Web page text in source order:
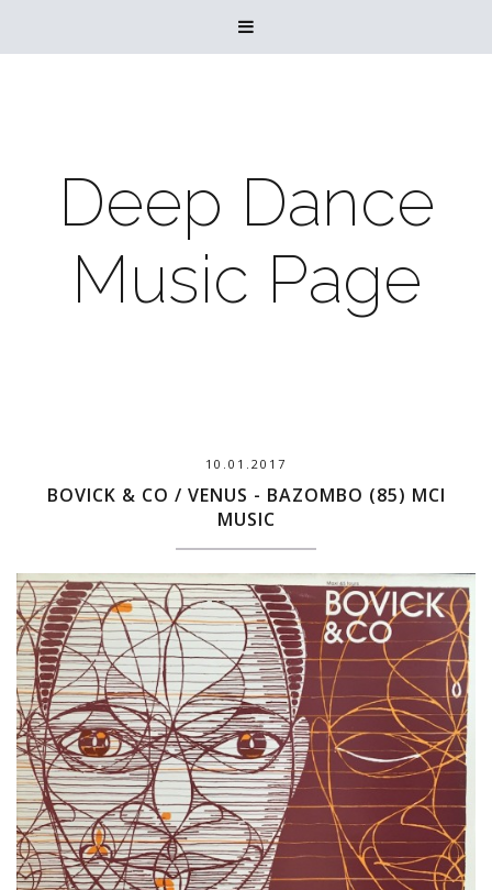

Deep Dance
Music Page
10.01.2017
BOVICK & CO / VENUS - BAZOMBO (85) MCI
MUSIC